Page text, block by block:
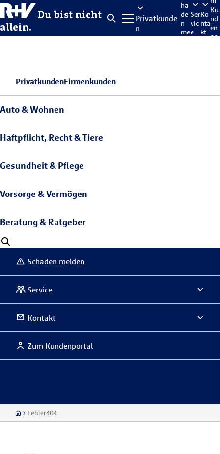
Du bist nicht
allein.
Privatkunde
n
ha
de
n
me
Ser
vic
e
Ko
nta
kt
Ku
nd
en
po
PrivatkundenFirmenkunden
Auto & Wohnen
Haftpflicht, Recht & Tiere
Gesundheit & Pflege
Vorsorge & Vermögen
Beratung & Ratgeber
Schaden melden
Service
Kontakt
Zum Kundenportal
Fehler404